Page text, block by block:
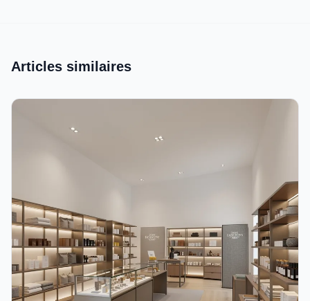
Articles similaires